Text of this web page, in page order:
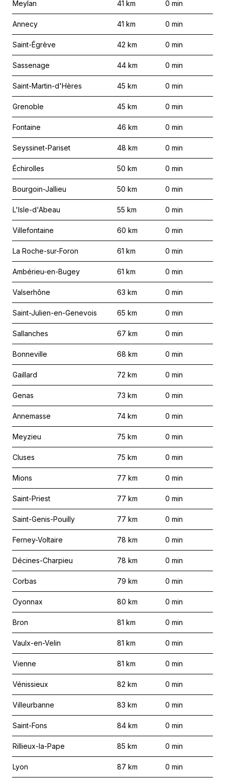
Meylan 41 km 0 min
Annecy 41 km 0 min
Saint-Égrève 42 km 0 min
Sassenage 44 km 0 min
Saint-Martin-d'Hères 45 km 0 min
Grenoble 45 km 0 min
Fontaine 46 km 0 min
Seyssinet-Pariset 48 km 0 min
Échirolles 50 km 0 min
Bourgoin-Jallieu 50 km 0 min
L'Isle-d'Abeau 55 km 0 min
Villefontaine 60 km 0 min
La Roche-sur-Foron 61 km 0 min
Ambérieu-en-Bugey 61 km 0 min
Valserhône 63 km 0 min
Saint-Julien-en-Genevois 65 km 0 min
Sallanches 67 km 0 min
Bonneville 68 km 0 min
Gaillard 72 km 0 min
Genas 73 km 0 min
Annemasse 74 km 0 min
Meyzieu 75 km 0 min
Cluses 75 km 0 min
Mions 77 km 0 min
Saint-Priest 77 km 0 min
Saint-Genis-Pouilly 77 km 0 min
Ferney-Voltaire 78 km 0 min
Décines-Charpieu 78 km 0 min
Corbas 79 km 0 min
Oyonnax 80 km 0 min
Bron 81 km 0 min
Vaulx-en-Velin 81 km 0 min
Vienne 81 km 0 min
Vénissieux 82 km 0 min
Villeurbanne 83 km 0 min
Saint-Fons 84 km 0 min
Rillieux-la-Pape 85 km 0 min
Lyon 87 km 0 min